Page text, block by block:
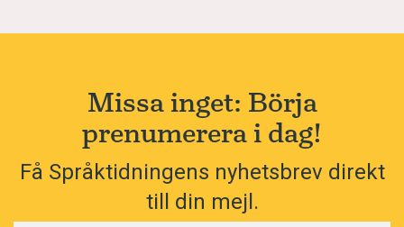
Missa inget: Börja
prenumerera i dag!
Få Språktidningens nyhetsbrev direkt
till din mejl.